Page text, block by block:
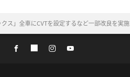
ス」全車にCVTを設定するなど一部改良を実施